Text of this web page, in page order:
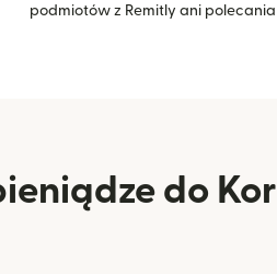
podmiotów z Remitly ani polecania
do